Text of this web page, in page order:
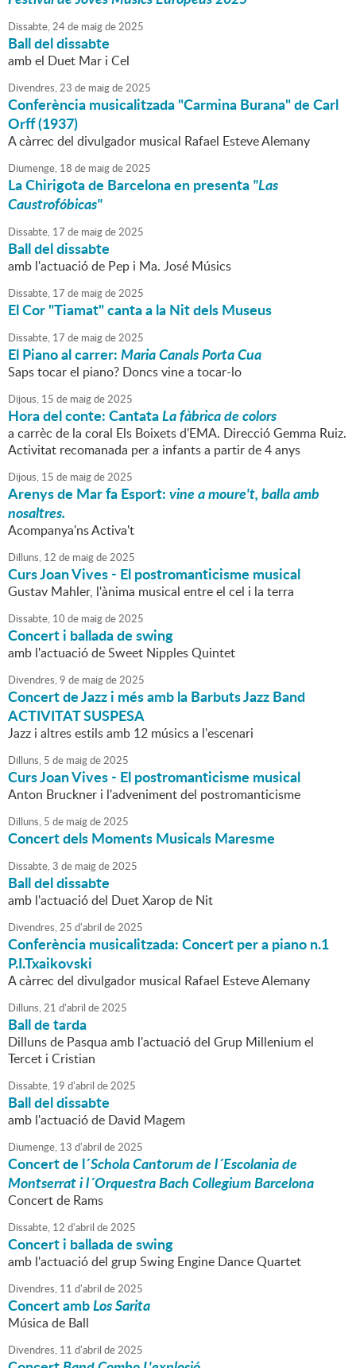
Dissabte,24de maigde2025
Ball del dissabte
amb el Duet Mar i Cel
Divendres,23 de maigde2025
Conferència musicalitzada "Carmina Burana" de Carl
Orff (1937)
A càrrec del divulgador musical Rafael Esteve Alemany
Diumenge, 18 de maigde2025
La Chirigota de Barcelona en presenta"Las
Caustrofóbicas"
Dissabte, 17 de maigde2025
Ball del dissabte
amb l'actuació de Pep i Ma. José Músics
Dissabte, 17 de maigde2025
El Cor "Tiamat" canta a la Nit dels Museus
Dissabte, 17 de maigde2025
El Piano al carrer:Maria Canals Porta Cua
Saps tocar el piano? Doncs vine a tocar-lo
Dijous, 15 de maigde2025
Hora del conte: CantataLa fàbrica de colors
a carrèc de la coral Els Boixets d'EMA. Direcció Gemma Ruiz.
Activitat recomanada per a infants a partir de 4 anys
Dijous, 15 de maigde2025
Arenys de Mar fa Esport:vine a moure't, balla amb
nosaltres.
Acompanya'ns Activa't
Dilluns, 12 de maigde2025
Curs Joan Vives - El postromanticisme musical
Gustav Mahler, l'ànima musical entre el cel i la terra
Dissabte, 10 de maigde2025
Concert i ballada de swing
amb l'actuació de Sweet Nipples Quintet
Divendres,9 de maigde2025
Concert de Jazz i més amb la Barbuts Jazz Band
ACTIVITAT SUSPESA
Jazz i altres estils amb 12 músics a l'escenari
Dilluns, 5 de maigde2025
Curs Joan Vives - El postromanticisme musical
Anton Bruckner i l'adveniment del postromanticisme
Dilluns, 5 de maigde2025
Concert dels Moments Musicals Maresme
Dissabte,3 de maigde2025
Ball del dissabte
amb l'actuació del Duet Xarop de Nit
Divendres,25 d'abril de2025
Conferència musicalitzada: Concert per a piano n.1
P.I.Txaikovski
A càrrec del divulgador musical Rafael Esteve Alemany
Dilluns,21 d'abril de2025
Ball de tarda
Dilluns de Pasqua amb l'actuació del Grup Millenium el
Tercet i Cristian
Dissabte, 19 d'abril de2025
Ball del dissabte
amb l'actuació de David Magem
Diumenge, 13 d'abril de2025
Concert de l´Schola Cantorum de l´Escolania de
Montserrat i l´Orquestra Bach Collegium Barcelona
Concert de Rams
Dissabte, 12 d'abril de2025
Concert i ballada de swing
amb l'actuació del grup Swing Engine Dance Quartet
Divendres, 11 d'abril de2025
Concert ambLos Sarita
Música de Ball
Divendres, 11 d'abril de2025